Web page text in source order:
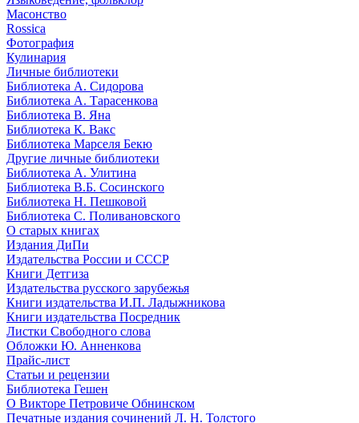
Масонство
Rossica
Фотография
Кулинария
Личные библиотеки
Библиотека А. Сидорова
Библиотека А. Тарасенкова
Библиотека В. Яна
Библиотека К. Вакс
Библиотека Марселя Бекю
Другие личные библиотеки
Библиотека А. Улитина
Библиотека В.Б. Сосинского
Библиотека Н. Пешковой
Библиотека С. Поливановского
О старых книгах
Издания ДиПи
Издательства России и СССР
Книги Детгиза
Издательства русского зарубежья
Книги издательства И.П. Ладыжникова
Книги издательства Посредник
Листки Свободного слова
Обложки Ю. Анненкова
Прайс-лист
Статьи и рецензии
Библиотека Гешен
О Викторе Петровиче Обнинском
Печатные издания сочинений Л. Н. Толстого